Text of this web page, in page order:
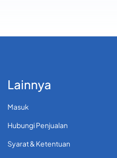
Lainnya
Masuk
Hubungi Penjualan
Syarat & Ketentuan